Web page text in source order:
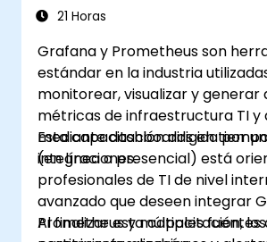
21 Horas
Grafana y Prometheus son
estándar en la industria
monitorear, visualizar y
métricas de infraestructura TI y
mediante dashboards en
integraciones.
Esta capacitación dirigida por
(en línea o presencial) está
profesionales de TI de nivel
avanzado que deseen integrar
Prometheus y múltiples fuentes
Al finalizar esta capacitación, los